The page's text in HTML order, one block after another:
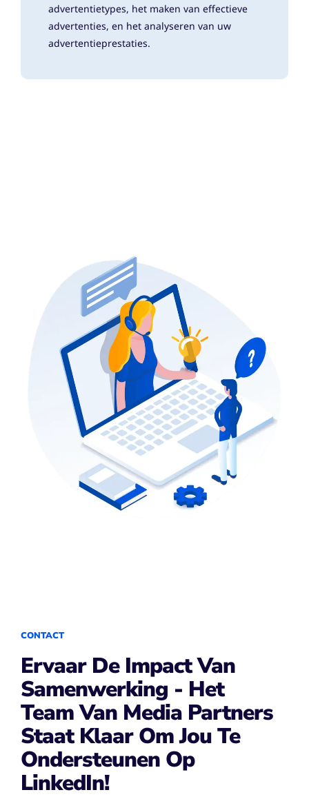
advertentietypes, het maken van effectieve
advertenties, en het analyseren van uw
advertentieprestaties.
CONTACT
Ervaar De Impact Van
Samenwerking - Het
Team Van Media Partners
Staat Klaar Om Jou Te
Ondersteunen Op
LinkedIn!